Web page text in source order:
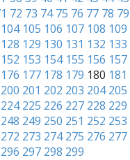
72 73 74 75 76 77 78 79
104 105 106 107 108 109
128 129 130 131 132 133
152 153 154 155 156 157
176 177 178 179 180 181
200 201 202 203 204 205
224 225 226 227 228 229
248 249 250 251 252 253
272 273 274 275 276 277
296 297 298 299